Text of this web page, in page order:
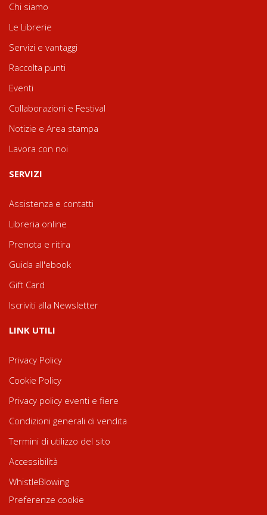
Chi siamo
Le Librerie
Servizi e vantaggi
Raccolta punti
Eventi
Collaborazioni e Festival
Notizie e Area stampa
Lavora con noi
SERVIZI
Assistenza e contatti
Libreria online
Prenota e ritira
Guida all'ebook
Gift Card
Iscriviti alla Newsletter
LINK UTILI
Privacy Policy
Cookie Policy
Privacy policy eventi e fiere
Condizioni generali di vendita
Termini di utilizzo del sito
Accessibilità
WhistleBlowing
Preferenze cookie